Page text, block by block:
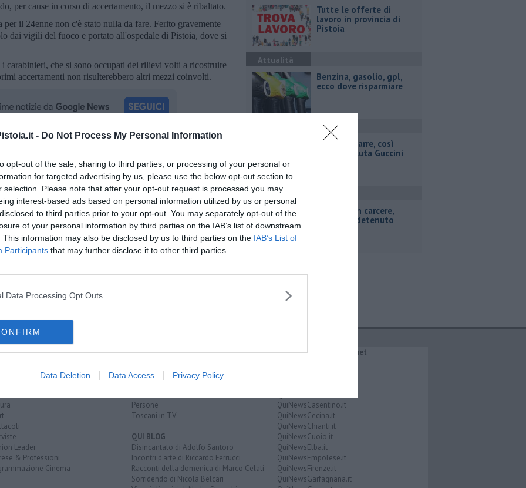
- Do Not Process My Personal Information
opt-out of the sale, sharing to third parties, or processing of your personal or
for targeted advertising by us, please use the below opt-out section to
selection. Please note that after your opt-out request is processed you may
interest-based ads based on personal information utilized by us or personal
to third parties prior to your opt-out. You may separately opt-out of the
of your personal information by third parties on the IAB’s list of downstream
This information may also be disclosed by us to third parties on the IAB’s List of
Participants that may further disclose it to other third parties.
Data Processing Opt Outs
Data Deletion Data Access Privacy Policy
per cause in corso di accertamento, il mezzo si è ribaltato.
il 24enne non c'è stato nulla da fare. Ferito gravemente
dai vigili del fuoco e portato all'ospedale di Pistoia, dove si
carabinieri, che si sono occupati dei rilievi volti a ricostruire
accertamenti non risulterebbero altri mezzi coinvolti.
iscriviti alla
nella tua casella di posta.
omicidio colposo
45 anni
​Tutte le offerte di
lavoro in provincia di
Pistoia
Attualità
​Benzina, gasolio, gpl,
ecco dove risparmiare
Voci e chitarre, così
Pistoia saluta Guccini
Cronaca
Omicidio in carcere,
ucciso un detenuto
Leader
& Professioni
Cinema
RUBRICHE
Più Letti della settimana
Persone
Toscani in TV
QUI BLOG
Disincantato di Adolfo Santoro
Incontri d'arte di Riccardo Ferrucci
Racconti della domenica di Marco Celati
Sorridendo di Nicola Belcari
IL NETWORK QuiNews.net
QuiNewsCasentino.it
QuiNewsCecina.it
QuiNewsChianti.it
QuiNewsCuoio.it
QuiNewsElba.it
QuiNewsEmpolese.it
QuiNewsFirenze.it
QuiNewsGarfagnana.it